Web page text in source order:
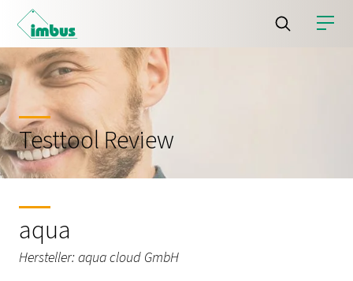
Testtool Review
aqua
Hersteller: aqua cloud GmbH